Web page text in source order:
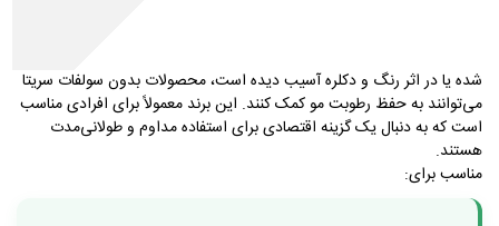
شده یا در اثر رنگ و دکلره آسیب دیده است، محصولات بدون سولفات سریتا
می‌توانند به حفظ رطوبت مو کمک کنند. این برند معمولاً برای افرادی مناسب
است که به دنبال یک گزینه اقتصادی برای استفاده مداوم و طولانی‌مدت
هستند.
مناسب برای: